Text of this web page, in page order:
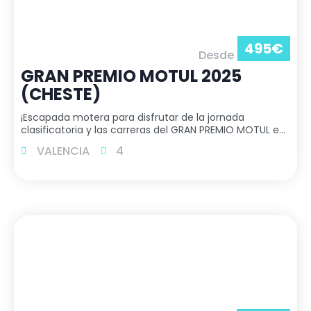
Desde 495€
GRAN PREMIO MOTUL 2025
(CHESTE)
¡Escapada motera para disfrutar de la jornada
clasificatoria y las carreras del GRAN PREMIO MOTUL en
VALENCIA 4